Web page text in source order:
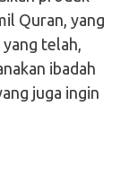
Quran, yang
telah,
ibadah
juga ingin